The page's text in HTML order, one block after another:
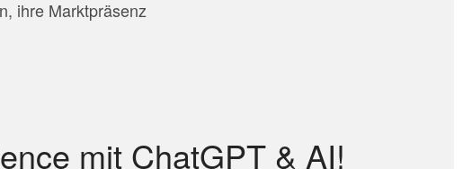
ihre Marktpräsenz
mit ChatGPT & AI!